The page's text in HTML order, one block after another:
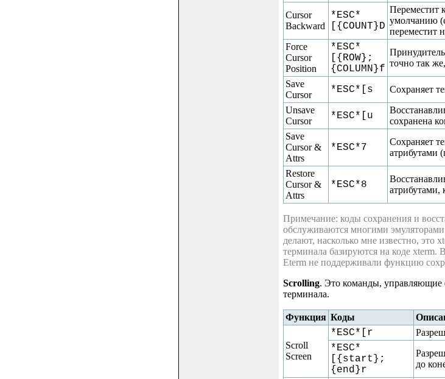
Cursor
Backward
*ESC*
[{COUNT}D
Переместит
умолчанию
переместит
Force
Cursor
Position
*ESC*
[{ROW};
{COLUMN}f
точно так
Save
Cursor
*ESC*[s
Сохраняет
Unsave
Cursor
*ESC*[u
сохранена
Save
Cursor &
Attrs
*ESC*7
Сохраняет
атрибутами
Restore
Cursor &
Attrs
*ESC*8
атрибутами,
Примечание: коды сохранения и
обслуживаются многими
делают, насколько мне известно, это
терминала базируются на коде
Eterm не поддерживали функцию
Scrolling. Это команды, управляющие
терминала.
Функция Коды
Scroll
Screen
*ESC*[r
*ESC*
[{start};
{end}r
до